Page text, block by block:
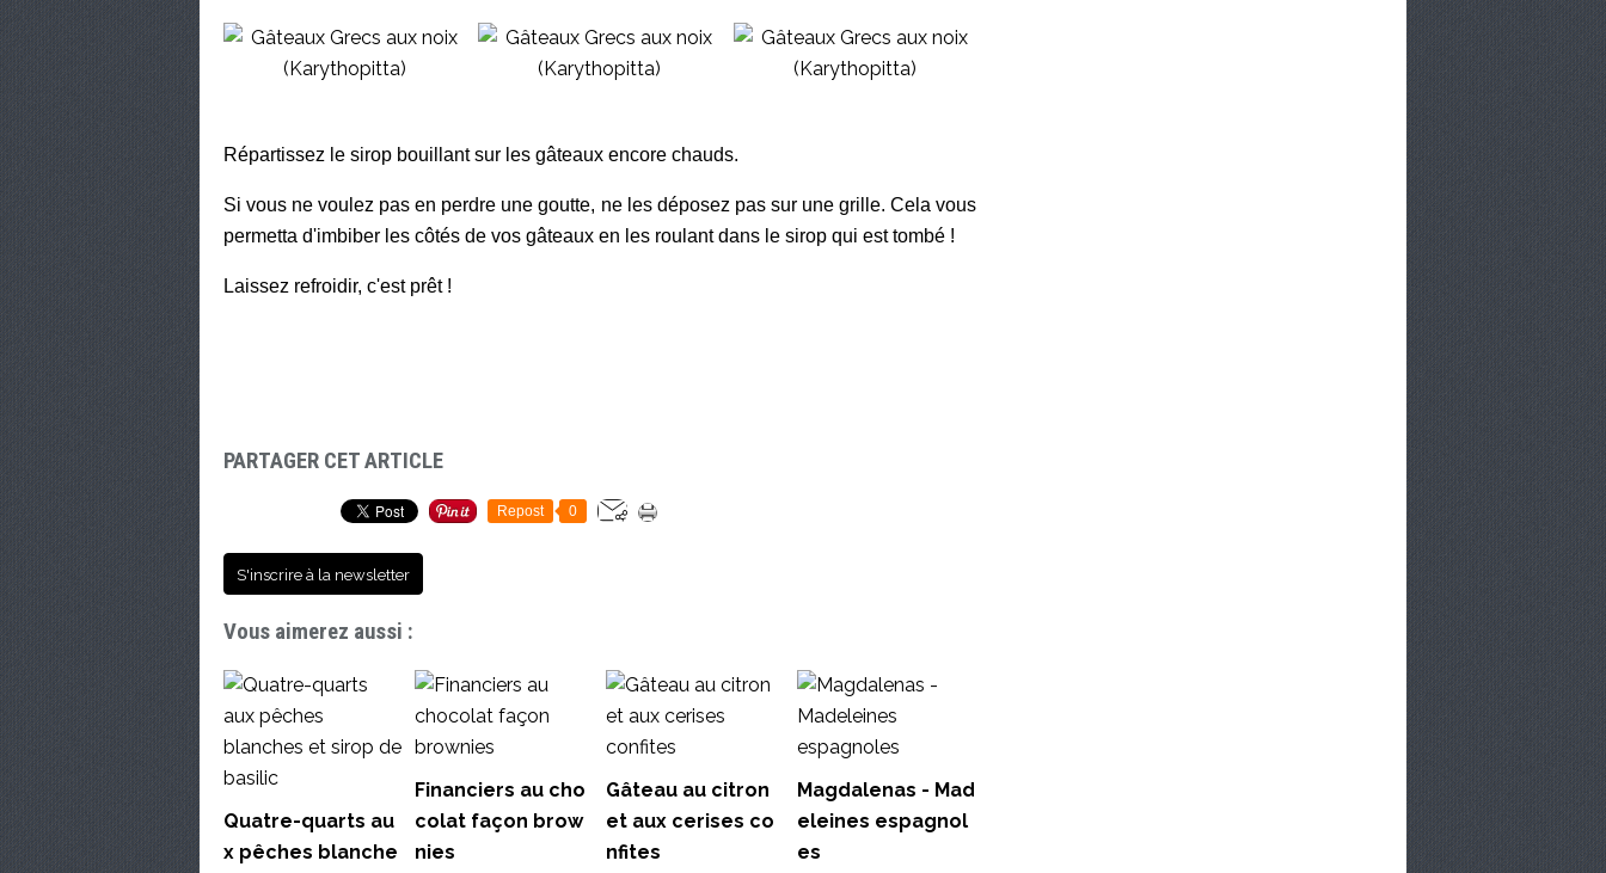
Répartissez le sirop bouillant sur les gâteaux encore chauds.
Si vous ne voulez pas en perdre une goutte, ne les déposez pas sur une grille. Cela vous
permetta d'imbiber les côtés de vos gâteaux en les roulant dans le sirop qui est tombé !
Laissez refroidir, c'est prêt !
PARTAGER CET ARTICLE
Repost 0
S'inscrire à la newsletter
Vous aimerez aussi :
Quatre-quarts au
x pêches blanche
Financiers au cho
colat façon brow
nies
Gâteau au citron
et aux cerises co
nfites
Magdalenas - Mad
eleines espagnol
es